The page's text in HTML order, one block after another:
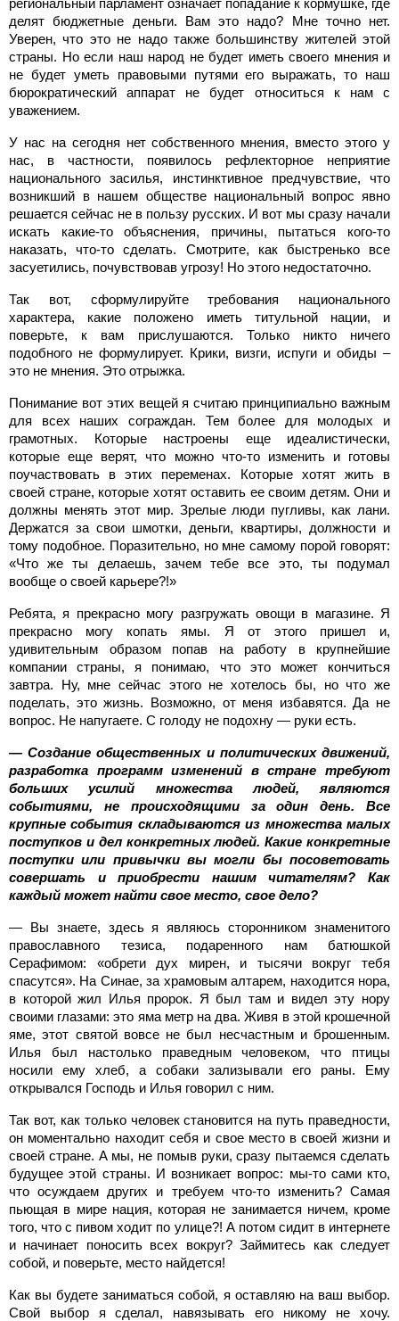
делят бюджетные деньги. Вам это надо? Мне точно нет.
Уверен, что это не надо также большинству жителей этой
страны. Но если наш народ не будет иметь своего мнения и
не будет уметь правовыми путями его выражать, то наш
бюрократический аппарат не будет относиться к нам с
уважением.
У нас на сегодня нет собственного мнения, вместо этого у
нас, в частности, появилось рефлекторное неприятие
национального засилья, инстинктивное предчувствие, что
возникший в нашем обществе национальный вопрос явно
решается сейчас не в пользу русских. И вот мы сразу начали
искать какие-то объяснения, причины, пытаться кого-то
наказать, что-то сделать. Смотрите, как быстренько все
засуетились, почувствовав угрозу! Но этого недостаточно.
Так вот, сформулируйте требования национального
характера, какие положено иметь титульной нации, и
поверьте, к вам прислушаются. Только никто ничего
подобного не формулирует. Крики, визги, испуги и обиды –
это не мнения. Это отрыжка.
Понимание вот этих вещей я считаю принципиально важным
для всех наших сограждан. Тем более для молодых и
грамотных. Которые настроены еще идеалистически,
которые еще верят, что можно что-то изменить и готовы
поучаствовать в этих переменах. Которые хотят жить в
своей стране, которые хотят оставить ее своим детям. Они и
должны менять этот мир. Зрелые люди пугливы, как лани.
Держатся за свои шмотки, деньги, квартиры, должности и
тому подобное. Поразительно, но мне самому порой говорят:
«Что же ты делаешь, зачем тебе все это, ты подумал
вообще о своей карьере?!»
Ребята, я прекрасно могу разгружать овощи в магазине. Я
прекрасно могу копать ямы. Я от этого пришел и,
удивительным образом попав на работу в крупнейшие
компании страны, я понимаю, что это может кончиться
завтра. Ну, мне сейчас этого не хотелось бы, но что же
поделать, это жизнь. Возможно, от меня избавятся. Да не
вопрос. Не напугаете. С голоду не подохну — руки есть.
— Создание общественных и политических движений,
разработка программ изменений в стране требуют
больших усилий множества людей, являются
событиями, не происходящими за один день. Все
крупные события складываются из множества малых
поступков и дел конкретных людей. Какие конкретные
поступки или привычки вы могли бы посоветовать
совершать и приобрести нашим читателям? Как
каждый может найти свое место, свое дело?
— Вы знаете, здесь я являюсь сторонником знаменитого
православного тезиса, подаренного нам батюшкой
Серафимом: «обрети дух мирен, и тысячи вокруг тебя
спасутся». На Синае, за храмовым алтарем, находится нора,
в которой жил Илья пророк. Я был там и видел эту нору
своими глазами: это яма метр на два. Живя в этой крошечной
яме, этот святой вовсе не был несчастным и брошенным.
Илья был настолько праведным человеком, что птицы
носили ему хлеб, а собаки зализывали его раны. Ему
открывался Господь и Илья говорил с ним.
Так вот, как только человек становится на путь праведности,
он моментально находит себя и свое место в своей жизни и
своей стране. А мы, не помыв руки, сразу пытаемся сделать
будущее этой страны. И возникает вопрос: мы-то сами кто,
что осуждаем других и требуем что-то изменить? Самая
пьющая в мире нация, которая не занимается ничем, кроме
того, что с пивом ходит по улице?! А потом сидит в интернете
и начинает поносить всех вокруг? Займитесь как следует
собой, и поверьте, место найдется!
Как вы будете заниматься собой, я оставляю на ваш выбор.
Свой выбор я сделал, навязывать его никому не хочу.